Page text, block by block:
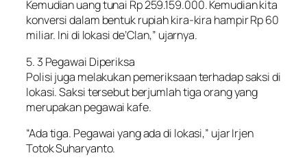
Kemudian uang tunai Rp 259.159.000. Kemudian kita
konversi dalam bentuk rupiah kira-kira hampir Rp 60
miliar. Ini di lokasi de’Clan,” ujarnya.
5. 3 Pegawai Diperiksa
Polisi juga melakukan pemeriksaan terhadap saksi di
lokasi. Saksi tersebut berjumlah tiga orang yang
merupakan pegawai kafe.
“Ada tiga. Pegawai yang ada di lokasi,” ujar Irjen
Totok Suharyanto.